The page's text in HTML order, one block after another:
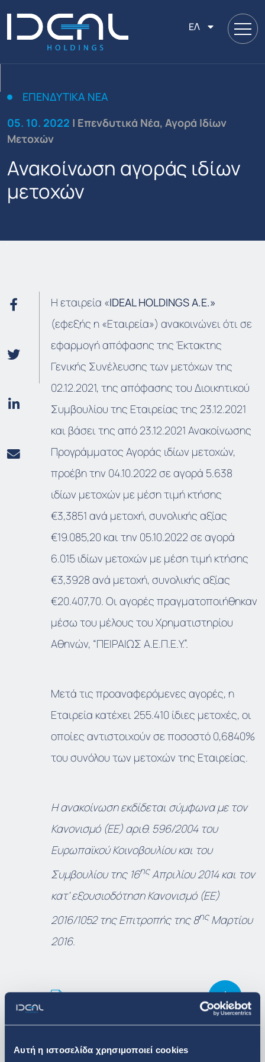
Αυτή η ιστοσελίδα χρησιμοποιεί cookies
ΕΛ
ΕΠΕΝΔΥΤΙΚΆ ΝΈΑ
05. 10. 2022 | Επενδυτικά Νέα, Αγορά Ιδίων
Μετοχών
Ανακοίνωση αγοράς ιδίων
μετοχών
Η εταιρεία «IDEAL HOLDINGS A.E.»
(εφεξής η «Εταιρεία») ανακοινώνει ότι σε
εφαρμογή απόφασης της Έκτακτης
Γενικής Συνέλευσης των μετόχων της
02.12.2021, της απόφασης του Διοικητικού
Συμβουλίου της Εταιρείας της 23.12.2021
και βάσει της από 23.12.2021 Ανακοίνωσης
Προγράμματος Αγοράς ιδίων μετοχών,
προέβη την 04.10.2022 σε αγορά 5.638
ιδίων μετοχών με μέση τιμή κτήσης
€3,3851 ανά μετοχή, συνολικής αξίας
€19.085,20 και την 05.10.2022 σε αγορά
6.015 ιδίων μετοχών με μέση τιμή κτήσης
€3,3928 ανά μετοχή, συνολικής αξίας
€20.407,70. Οι αγορές πραγματοποιήθηκαν
μέσω του μέλους του Χρηματιστηρίου
Αθηνών, “ΠΕΙΡΑΙΩΣ Α.Ε.Π.Ε.Υ.”.
Μετά τις προαναφερόμενες αγορές, η
Εταιρεία κατέχει 255.410 ίδιες μετοχές, οι
οποίες αντιστοιχούν σε ποσοστό 0,6840%
του συνόλου των μετοχών της Εταιρείας.
Η ανακοίνωση εκδίδεται σύμφωνα με τον
Κανονισμό (ΕΕ) αριθ. 596/2004 του
Ευρωπαϊκού Κοινοβουλίου και του
Συμβουλίου της 16ηςΑπριλίου 2014 και τον
κατ’ εξουσιοδότηση Κανονισμό (ΕΕ)
2016/1052 της Επιτροπής της 8ηςΜαρτίου
2016.